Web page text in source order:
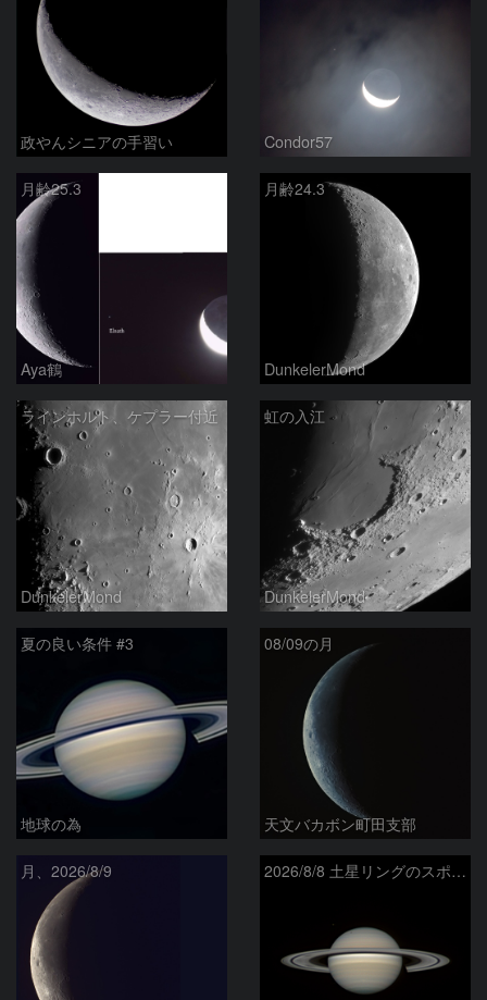
政やんシニアの手習い Condor57
月齢25.3
Aya鶴
月齢24.3
DunkelerMond
ラインホルト、ケプラー付近
DunkelerMond
虹の入江
DunkelerMond
夏の良い条件 #3
地球の為
08/09の月
天文バカボン町田支部
月、2026/8/9 2026/8/8 土星リングのスポーク